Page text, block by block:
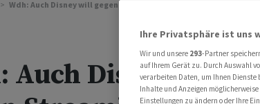
Wdh: Auch Disney will gegen Streaming-Trittbrettfahrer
Auch Disney will
Ihre Privatsphäre ist uns
Wir und unsere 293-Partner
auf Ihrem Gerät zu. Durch Auswahl
verarbeiten Daten, um Ihnen
Inhalte und Anzeigen
Einstellungen zu ändern oder Ihre